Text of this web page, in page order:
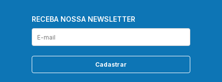
RECEBA NOSSA NEWSLETTER
Cadastrar